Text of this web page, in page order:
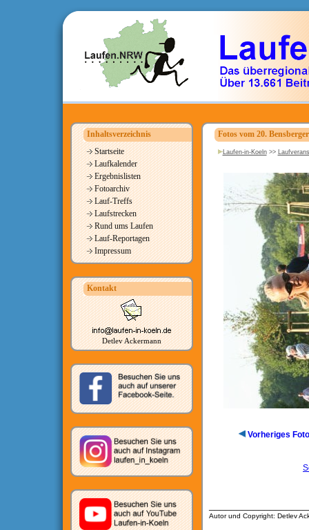
Inhaltsverzeichnis
Startseite
Laufkalender
Ergebnislisten
Fotoarchiv
Lauf-Treffs
Laufstrecken
Rund ums Laufen
Lauf-Reportagen
Impressum
Kontakt
Detlev Ackermann
Fotos vom 20.
Laufen-in-Koeln>>
Vorheriges Foto
Autor und Copyright: Detlev